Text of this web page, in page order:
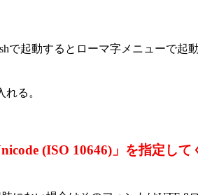
で起動するとローマ字メニューで起動
れる。
(ISO 10646)」を指定し